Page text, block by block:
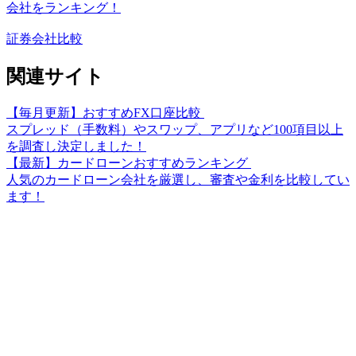
会社をランキング！
証券会社比較
関連サイト
【毎月更新】おすすめFX口座比較
スプレッド（手数料）やスワップ、アプリなど100項目以上
を調査し決定しました！
【最新】カードローンおすすめランキング
人気のカードローン会社を厳選し、審査や金利を比較してい
ます！